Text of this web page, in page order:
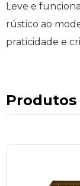
Leve e
rústico ao
praticidade e
Produtos